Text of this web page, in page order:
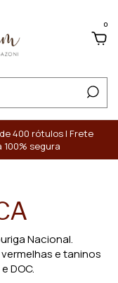
0
400 rótulos | Frete
100% segura
Nacional.
e taninos
DOC.